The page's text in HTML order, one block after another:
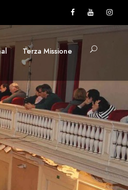
Terza Missione